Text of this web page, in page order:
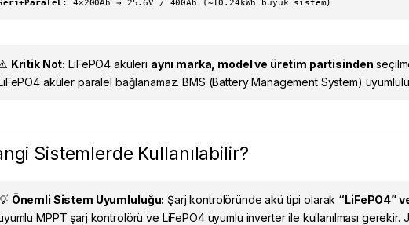
4×200Ah → 25.6V / 400Ah (~10.24kWh büyük sistem)
Kritik Not: LiFePO4 aküleri aynı marka, model ve üretim partisinden
aküler paralel bağlanamaz. BMS (Battery Management System)
Sistemlerde Kullanılabilir?
Önemli Sistem Uyumluluğu: Şarj kontrolöründe akü tipi olarak “LiFePO4”
MPPT şarj kontrolörü ve LiFePO4 uyumlu inverter ile kullanılması